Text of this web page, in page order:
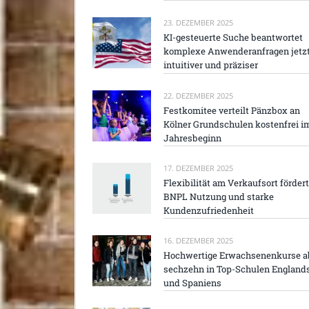
23. DEZEMBER 2025
KI-gesteuerte Suche beantwortet
komplexe Anwenderanfragen
intuitiver und präziser
22. DEZEMBER 2025
Festkomitee verteilt Pänzbox an
Kölner Grundschulen kostenfrei
Jahresbeginn
17. DEZEMBER 2025
Flexibilität am Verkaufsort fördert
BNPL Nutzung und starke
Kundenzufriedenheit
16. DEZEMBER 2025
Hochwertige Erwachsenenkurse
sechzehn in Top-Schulen
und Spaniens